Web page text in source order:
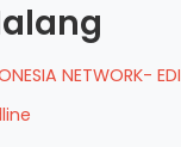
NETWORK-